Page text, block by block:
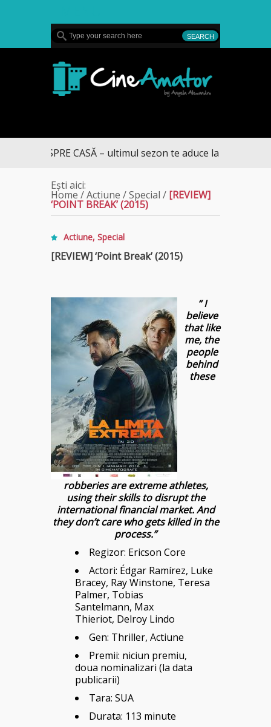
SPRE CASĂ – ultimul sezon te aduce la DIVA
Ești aici:
Home /Actiune /Special / [REVIEW]
‘POINT BREAK’ (2015)
Actiune, Special
[REVIEW] ‘Point Break’ (2015)
“ I
believe
that like
me, the
people
behind
these
robberies are extreme athletes,
using their skills to disrupt the
international financial market. And
they don’t care who gets killed in the
process.”
Regizor: Ericson Core
Actori: Édgar Ramírez, Luke
Bracey, Ray Winstone, Teresa
Palmer, Tobias
Santelmann, Max
Thieriot, Delroy Lindo
Gen: Thriller, Actiune
Premii: niciun premiu,
doua nominalizari (la data
publicarii)
Tara: SUA
Durata: 113 minute